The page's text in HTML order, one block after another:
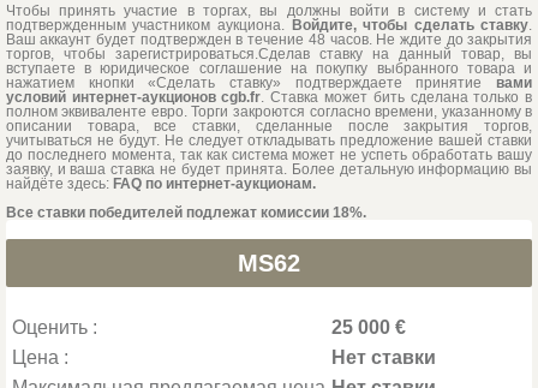
Чтобы принять участие в торгах, вы должны войти в систему и стать
подтвержденным участником аукциона. Войдите, чтобы сделать ставку
Ваш аккаунт будет подтвержден в течение 48 часов. Не ждите до закрытия
торгов, чтобы зарегистрироваться.Сделав ставку на данный товар, вы
вступаете в юридическое соглашение на покупку выбранного товара и
нажатием кнопки «Сделать ставку» подтверждаете принятие вами
условий интернет-аукционов cgb.fr . Ставка может бить сделана только в
полном эквиваленте евро. Торги закроются согласно времени, указанному в
описании товара, все ставки, сделанные после закрытия торгов,
учитываться не будут. Не следует откладывать предложение вашей ставки
до последнего момента, так как система может не успеть обработать вашу
заявку, и ваша ставка не будет принята. Более детальную информацию вы
найдёте здесь: FAQ по интернет-аукционам.
Все ставки победителей подлежат комиссии 18%.
MS62
Оценить :
25 000 €
Цена :
Нет ставки